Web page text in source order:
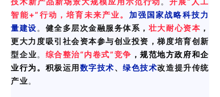
智能+”行动，培育未来产业。 加强国家战略科技力
量建设。 健全多层次金融服务体系，壮大耐心资本 ，
更大力度吸引社会资本参与创业投资，梯度培育创新
型企业。 综合整治“内卷式”竞争 ，规范地方政府和企
业行为。 积极运用 数字技术、绿色技术改造提升传统
产业。